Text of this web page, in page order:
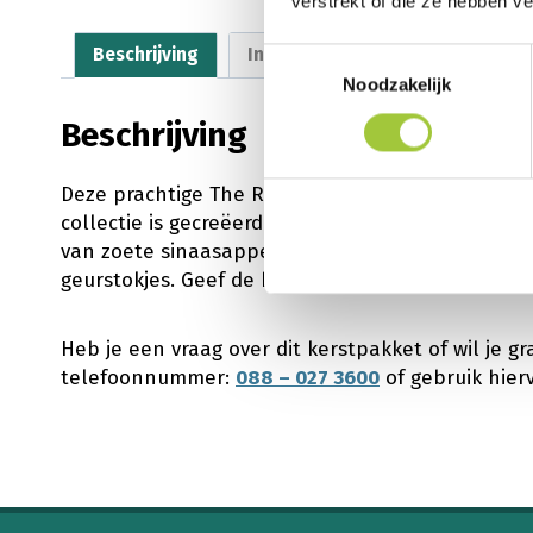
Noodzakelijk
Beschrijving Inhoud
Beschrijving
Deze prachtige The Ritual Of Mehr Giftset L is
collectie is gecreëerd om body, mind en soul
van zoete sinaasappel en cederhout, die je
geurstokjes. Geef de herbruikbare, luxe gift box
Heb je een vraag over dit kerstpakket of wil je
telefoonnummer: 088 – 027 3600 of gebruik